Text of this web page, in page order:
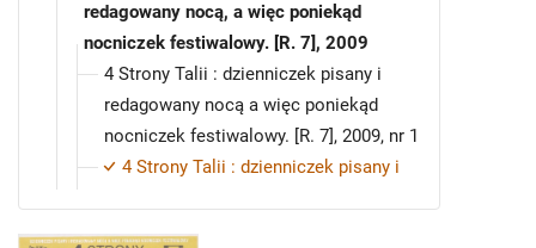
redagowany nocą, a więc poniekąd
nocniczek festiwalowy. [R. 7], 2009
4 Strony Talii : dzienniczek pisany i
redagowany nocą a więc poniekąd
nocniczek festiwalowy. [R. 7], 2009, nr 1
4 Strony Talii : dzienniczek pisany i